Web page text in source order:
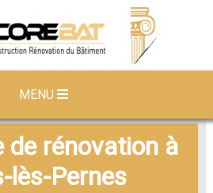
MENU
de rénovation à
lès-Pernes